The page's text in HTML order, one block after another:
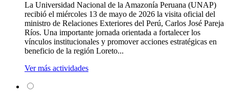
La Universidad Nacional de la Amazonía Peruana (UNAP)
recibió el miércoles 13 de mayo de 2026 la visita oficial del
ministro de Relaciones Exteriores del Perú, Carlos José Pareja
Ríos. Una importante jornada orientada a fortalecer los
vínculos institucionales y promover acciones estratégicas en
beneficio de la región Loreto...
Ver más actividades